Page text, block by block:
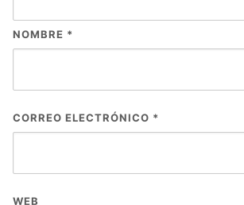
NOMBRE *
CORREO ELECTRÓNICO *
WEB